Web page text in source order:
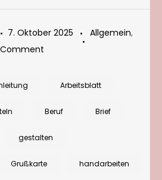
7. Oktober 2025 Allgemein,
Korb
basteln
Arbeitsblatt
Beruf Brief
gestalten
Grußkarte handarbeiten